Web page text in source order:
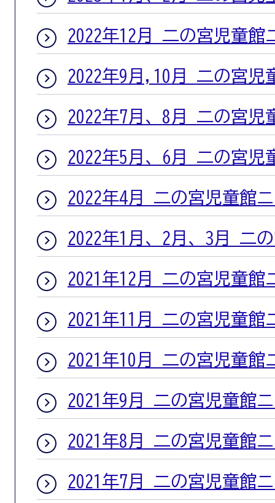
2022年12月 二の宮児童館
2022年9月,10月 二の宮児
2022年7月、8月 二の宮児
2022年5月、6月 二の宮児
2022年4月 二の宮児童館
2022年1月、2月、3月 二
2021年12月 二の宮児童館
2021年11月 二の宮児童館
2021年10月 二の宮児童館
2021年9月 二の宮児童館
2021年8月 二の宮児童館
2021年7月 二の宮児童館